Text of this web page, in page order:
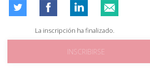
La inscripción ha finalizado.
INSCRIBIRSE